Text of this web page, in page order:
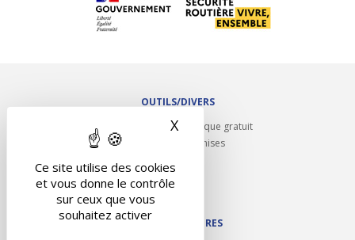
Ce site utilise des cookies
et vous donne le contrôle
sur ceux que vous
souhaitez activer
X Masquer le bandeau des
OUTILS/DIVERS
Rappel contrôle technique gratuit
Partenariats/Remises
Contact
NOS PARTENAIRES